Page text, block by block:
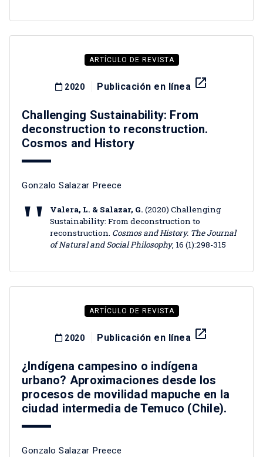
ARTÍCULO DE REVISTA
2020 Publicación en línea launch
Challenging Sustainability: From
deconstruction to reconstruction.
Cosmos and History
Gonzalo Salazar Preece
Valera, L. & Salazar, G. (2020) Challenging
Sustainability: From deconstruction to
reconstruction. Cosmos and History. The Journal
of Natural and Social Philosophy, 16 (1):298-315
ARTÍCULO DE REVISTA
2020 Publicación en línea launch
¿Indígena campesino o indígena
urbano? Aproximaciones desde los
procesos de movilidad mapuche en la
ciudad intermedia de Temuco (Chile).
Gonzalo Salazar Preece